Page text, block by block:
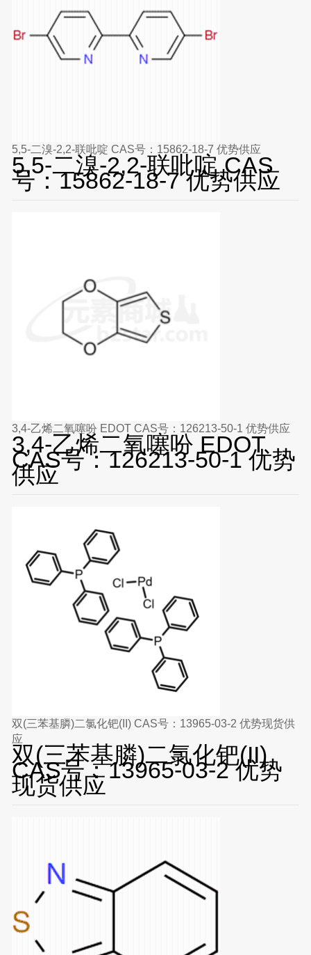
5,5-二溴-2,2-联吡啶 CAS号：15862-18-7 优势供应
5,5-二溴-2,2-联吡啶 CAS
号：15862-18-7 优势供应
3,4-乙烯二氧噻吩 EDOT CAS号：126213-50-1 优势供应
3,4-乙烯二氧噻吩 EDOT
CAS号：126213-50-1 优势
供应
双(三苯基膦)二氯化钯(II) CAS号：13965-03-2 优势现货供
应
双(三苯基膦)二氯化钯(II)
CAS号：13965-03-2 优势
现货供应